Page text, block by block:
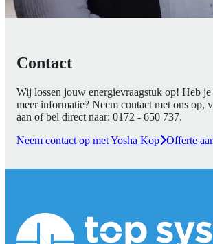
Contact
Wij lossen jouw energievraagstuk op! Heb
meer informatie? Neem contact met ons op,
aan of bel direct naar: 0172 - 650 737.
Neem contact op met Yosha Kop Offerte